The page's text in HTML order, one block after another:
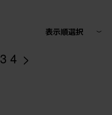
表示順選択
3 4 >